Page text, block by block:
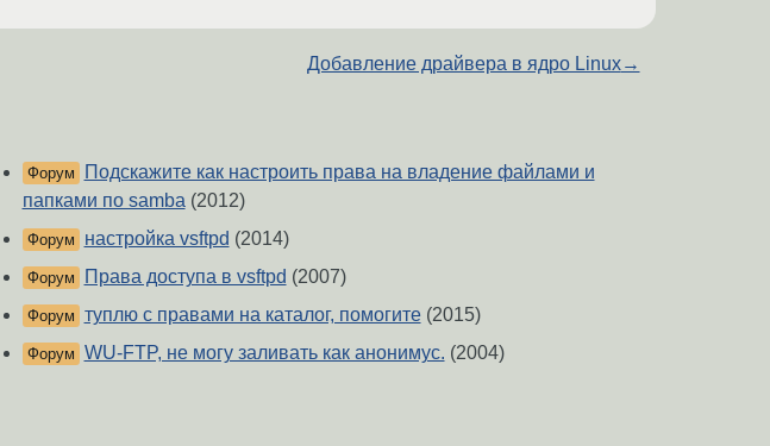
Добавление драйвера в ядро Linux→
Форум
Подскажите как настроить права на владение файлами и
папками по samba(2012)
Форум настройка vsftpd (2014)
Форум Права доступа в vsftpd (2007)
Форум туплю с правами на каталог, помогите(2015)
Форум WU-FTP, не могу заливать как анонимус. (2004)